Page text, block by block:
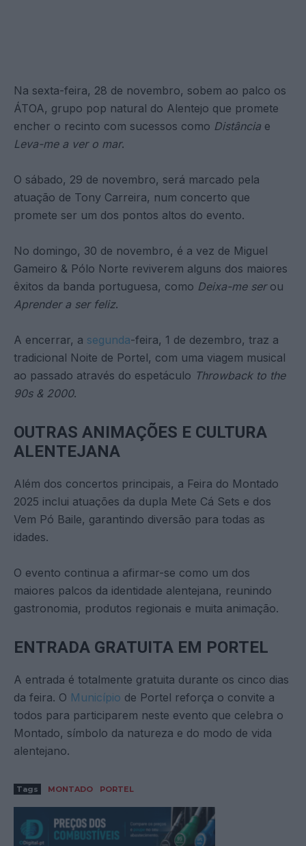
Na sexta-feira, 28 de novembro, sobem ao palco os
ÁTOA, grupo pop natural do Alentejo que promete
encher o recinto com sucessos como Distância e
Leva-me a ver o mar.
O sábado, 29 de novembro, será marcado pela
atuação de Tony Carreira, num concerto que
promete ser um dos pontos altos do evento.
No domingo, 30 de novembro, é a vez de Miguel
Gameiro & Pólo Norte reviverem alguns dos maiores
êxitos da banda portuguesa, como Deixa-me serou
Aprender a ser feliz.
A encerrar, a segunda-feira, 1 de dezembro, traz a
tradicional Noite de Portel, com uma viagem musical
ao passado através do espetáculo Throwback to the
90s & 2000.
OUTRAS ANIMAÇÕES E CULTURA
ALENTEJANA
Além dos concertos principais, a Feira do Montado
2025 inclui atuações da dupla Mete Cá Sets e dos
Vem Pó Baile, garantindo diversão para todas as
idades.
O evento continua a afirmar-se como um dos
maiores palcos da identidade alentejana, reunindo
gastronomia, produtos regionais e muita animação.
ENTRADA GRATUITA EM PORTEL
A entrada é totalmente gratuita durante os cinco dias
da feira. O Município de Portel reforça o convite a
todos para participarem neste evento que celebra o
Montado, símbolo da natureza e do modo de vida
alentejano.
Tags MONTADO PORTEL